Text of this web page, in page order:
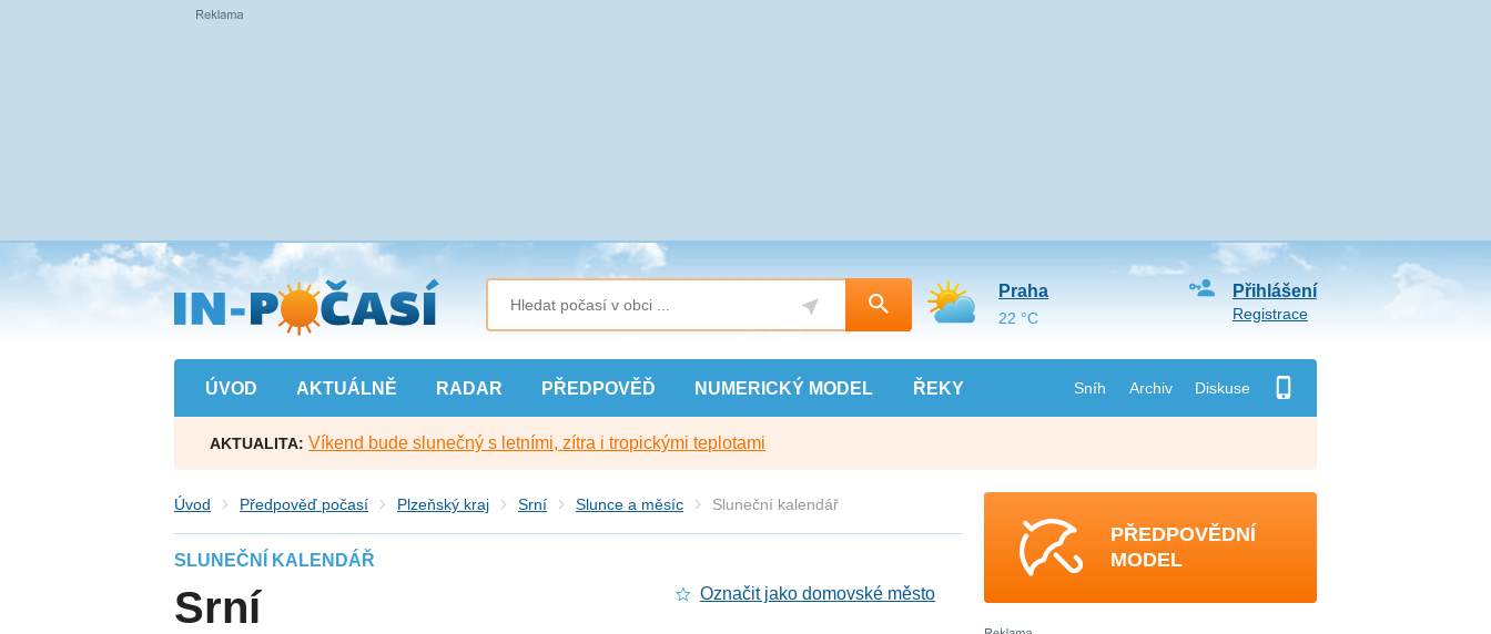
Přejít
na
hlavní
obsah
ÚVOD AKTUÁLNĚ RADAR PŘEDPOVĚĎ NUMERICKÝ MODEL ŘEKY Sníh Archiv Diskuse
Přihlášení
Registrace
Praha
22 °C
AKTUALITA: Víkend bude slunečný s letními, zítra i tropickými teplotami
Úvod Předpověď počasí Plzeňský kraj Srní Slunce a měsíc Sluneční kalendář
SLUNEČNÍ KALENDÁŘ
Srní Označit jako domovské město
PŘEDPOVĚDNÍ
MODEL